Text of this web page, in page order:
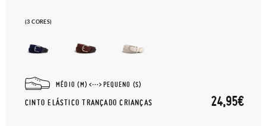
(3 CORES)
MÉDIO (M) PEQUENO (S)
CINTO ELÁSTICO TRANÇADO CRIANÇAS 24,95€